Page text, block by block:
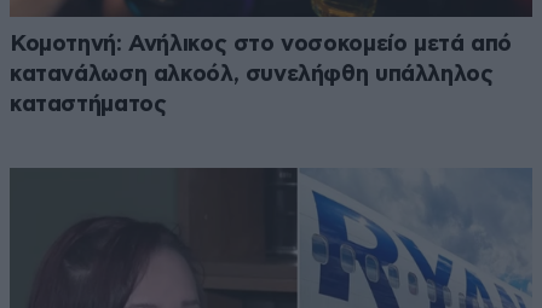
Κομοτηνή: Ανήλικος στο νοσοκομείο μετά από
κατανάλωση αλκοόλ, συνελήφθη υπάλληλος
καταστήματος